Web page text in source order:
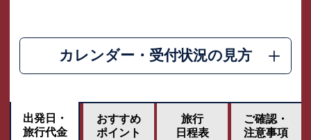
カレンダー・受付状況の見方
出発日・
旅行代金
おすすめ
ポイント
旅行
日程表
ご確認・
注意事項